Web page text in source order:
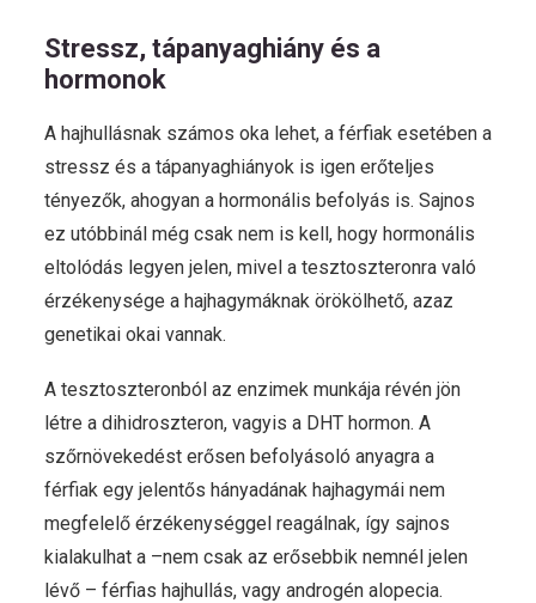
Stressz, tápanyaghiány és a
hormonok
A hajhullásnak számos oka lehet, a férfiak esetében a
stressz és a tápanyaghiányok is igen erőteljes
tényezők, ahogyan a hormonális befolyás is. Sajnos
ez utóbbinál még csak nem is kell, hogy hormonális
eltolódás legyen jelen, mivel a tesztoszteronra való
érzékenysége a hajhagymáknak örökölhető, azaz
genetikai okai vannak.
A tesztoszteronból az enzimek munkája révén jön
létre a dihidroszteron, vagyis a DHT hormon. A
szőrnövekedést erősen befolyásoló anyagra a
férfiak egy jelentős hányadának hajhagymái nem
megfelelő érzékenységgel reagálnak, így sajnos
kialakulhat a –nem csak az erősebbik nemnél jelen
lévő – férfias hajhullás, vagy androgén alopecia.